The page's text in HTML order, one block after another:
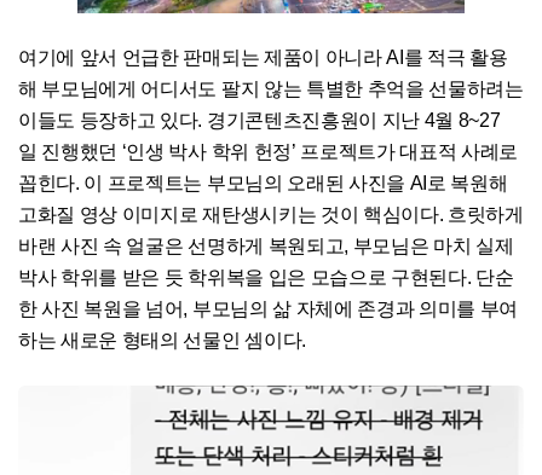
여기에 앞서 언급한 판매되는 제품이 아니라 AI를 적극 활용
해 부모님에게 어디서도 팔지 않는 특별한 추억을 선물하려는
이들도 등장하고 있다. 경기콘텐츠진흥원이 지난 4월 8~27
일 진행했던 ‘인생 박사 학위 헌정’ 프로젝트가 대표적 사례로
꼽힌다. 이 프로젝트는 부모님의 오래된 사진을 AI로 복원해
고화질 영상 이미지로 재탄생시키는 것이 핵심이다. 흐릿하게
바랜 사진 속 얼굴은 선명하게 복원되고, 부모님은 마치 실제
박사 학위를 받은 듯 학위복을 입은 모습으로 구현된다. 단순
한 사진 복원을 넘어, 부모님의 삶 자체에 존경과 의미를 부여
하는 새로운 형태의 선물인 셈이다.